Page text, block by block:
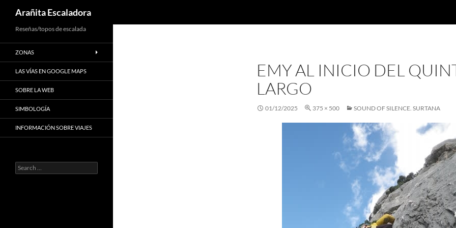
to
content
Arañita Escaladora
EMY AL INICIO DEL
LARGO
01/12/2025 375 × 500 SOUND OF SILENCE. SURTANA
Reseñas/topos de escalada
ZONAS
LAS VÍAS EN GOOGLE MAPS
SOBRE LA WEB
SIMBOLOGÍA
INFORMACIÓN SOBRE VIAJES
Search
for: